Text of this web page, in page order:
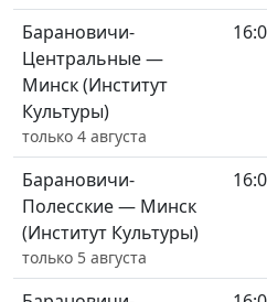
Барановичи-
Центральные —
Минск (Институт
Культуры)
только 4 августа
Барановичи-
Полесские — Минск
(Институт Культуры)
только 5 августа